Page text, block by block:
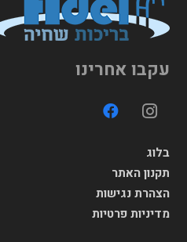
עקבו אחרינו
בלוג
תקנון האתר
הצהרת נגישות
מדיניות פרטיות